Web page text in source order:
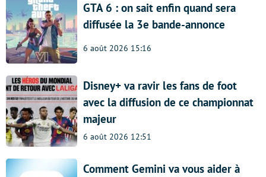
GTA 6 : on sait enfin quand sera
diffusée la 3e bande-annonce
6 août 2026 15:16
Disney+ va ravir les fans de foot
avec la diffusion de ce championnat
majeur
6 août 2026 12:51
Comment Gemini va vous aider à